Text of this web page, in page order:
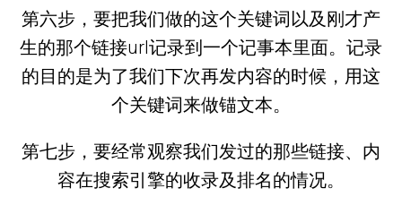
第六步，要把我们做的这个关键词以及刚才产
生的那个链接url记录到一个记事本里面。记录
的目的是为了我们下次再发内容的时候，用这
个关键词来做锚文本。
第七步，要经常观察我们发过的那些链接、内
容在搜索引擎的收录及排名的情况。